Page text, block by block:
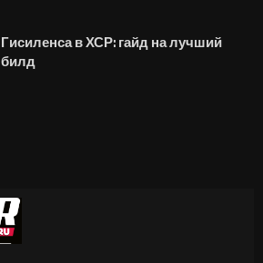
Гисиленса в ХСР: гайд на лучший
билд